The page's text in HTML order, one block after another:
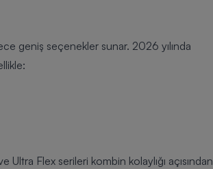
geniş seçenekler sunar. 2026 yılında
Flex serileri kombin kolaylığı açısından